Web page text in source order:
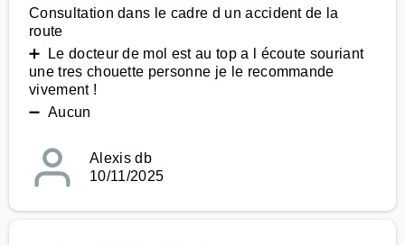
Consultation dans le cadre d un accident de la
route
➕ Le docteur de mol est au top a l écoute souriant
une tres chouette personne je le recommande
vivement !
➖ Aucun
Alexis db
10/11/2025